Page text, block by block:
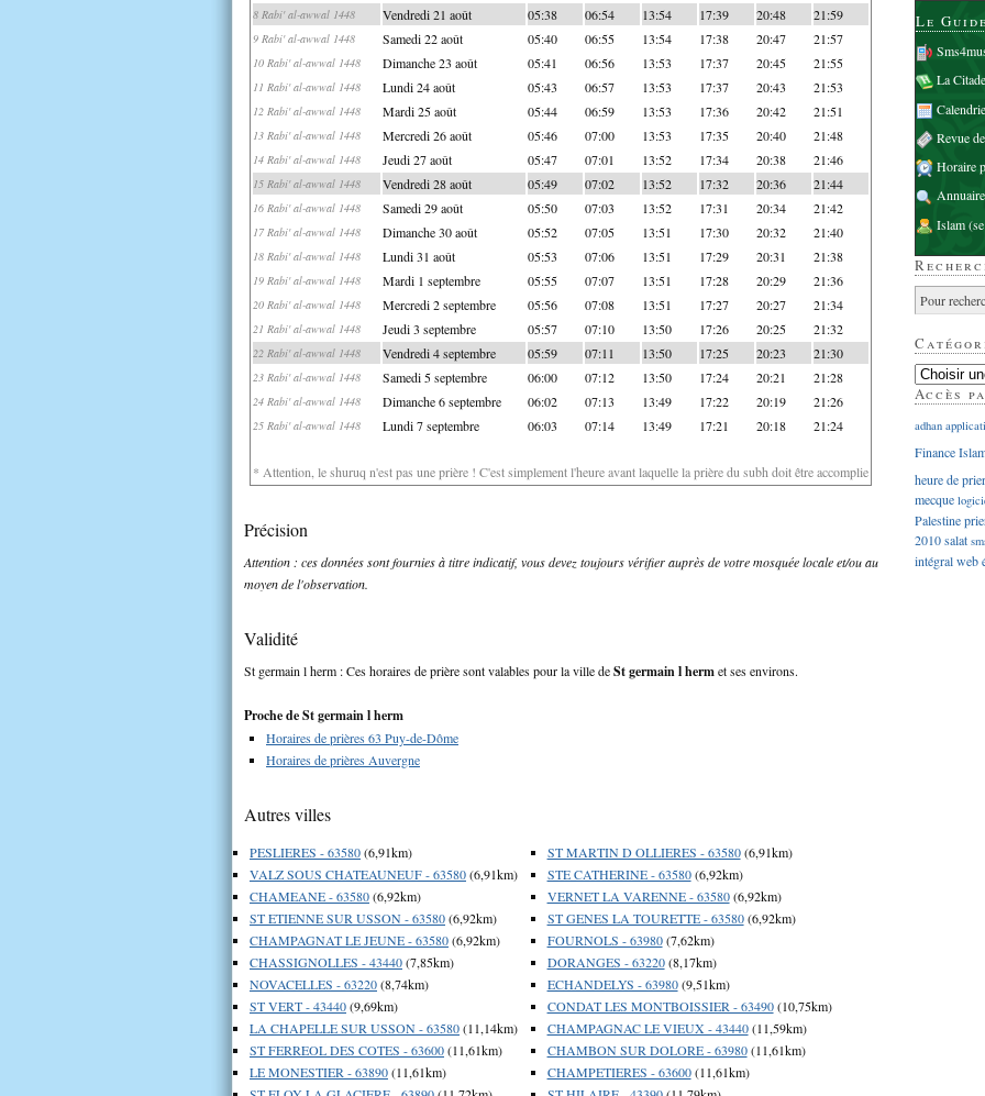
8 Rabi' al-awwal 1448 Vendredi 21 août 05:38 06:54 13:54 17:39 20:48 21:59
9 Rabi' al-awwal 1448 Samedi 22 août 05:40 06:55 13:54 17:38 20:47 21:57
10 Rabi' al-awwal 1448 Dimanche 23 août 05:41 06:56 13:53 17:37 20:45 21:55
11 Rabi' al-awwal 1448 Lundi 24 août 05:43 06:57 13:53 17:37 20:43 21:53
12 Rabi' al-awwal 1448 Mardi 25 août 05:44 06:59 13:53 17:36 20:42 21:51
13 Rabi' al-awwal 1448 Mercredi 26 août 05:46 07:00 13:53 17:35 20:40 21:48
14 Rabi' al-awwal 1448 Jeudi 27 août 05:47 07:01 13:52 17:34 20:38 21:46
15 Rabi' al-awwal 1448 Vendredi 28 août 05:49 07:02 13:52 17:32 20:36 21:44
16 Rabi' al-awwal 1448 Samedi 29 août 05:50 07:03 13:52 17:31 20:34 21:42
17 Rabi' al-awwal 1448 Dimanche 30 août 05:52 07:05 13:51 17:30 20:32 21:40
18 Rabi' al-awwal 1448 Lundi 31 août 05:53 07:06 13:51 17:29 20:31 21:38
19 Rabi' al-awwal 1448 Mardi 1 septembre 05:55 07:07 13:51 17:28 20:29 21:36
20 Rabi' al-awwal 1448 Mercredi 2 septembre 05:56 07:08 13:51 17:27 20:27 21:34
21 Rabi' al-awwal 1448 Jeudi 3 septembre 05:57 07:10 13:50 17:26 20:25 21:32
22 Rabi' al-awwal 1448 Vendredi 4 septembre 05:59 07:11 13:50 17:25 20:23 21:30
23 Rabi' al-awwal 1448 Samedi 5 septembre 06:00 07:12 13:50 17:24 20:21 21:28
24 Rabi' al-awwal 1448 Dimanche 6 septembre 06:02 07:13 13:49 17:22 20:19 21:26
25 Rabi' al-awwal 1448 Lundi 7 septembre 06:03 07:14 13:49 17:21 20:18 21:24
* Attention, le shuruq n'est pas une prière ! C'est simplement l'heure avant laquelle la prière du subh doit être accomplie
Précision
Attention : ces données sont fournies à titre indicatif, vous devez toujours vérifier auprès de votre mosquée locale et/ou au
moyen de l'observation.
Validité
St germain l herm : Ces horaires de prière sont valables pour la ville deSt germain l hermet ses environs.
Proche de St germain l herm
Horaires de prières 63 Puy-de-Dôme
Horaires de prières Auvergne
Autres villes
PESLIERES - 63580(6,91km)
VALZ SOUS CHATEAUNEUF - 63580(6,91km)
CHAMEANE - 63580(6,92km)
ST ETIENNE SUR USSON - 63580(6,92km)
CHAMPAGNAT LE JEUNE - 63580(6,92km)
CHASSIGNOLLES - 43440(7,85km)
NOVACELLES - 63220(8,74km)
ST VERT - 43440(9,69km)
LA CHAPELLE SUR USSON - 63580(11,14km)
ST FERREOL DES COTES - 63600(11,61km)
LE MONESTIER - 63890(11,61km)
ST MARTIN D OLLIERES - 63580(6,91km)
STE CATHERINE - 63580(6,92km)
VERNET LA VARENNE - 63580(6,92km)
ST GENES LA TOURETTE - 63580(6,92km)
FOURNOLS - 63980(7,62km)
DORANGES - 63220(8,17km)
ECHANDELYS - 63980(9,51km)
CONDAT LES MONTBOISSIER - 63490(10,75km)
CHAMPAGNAC LE VIEUX - 43440(11,59km)
CHAMBON SUR DOLORE - 63980(11,61km)
CHAMPETIERES - 63600(11,61km)
Le
La
Revue
Horaire
Islam
Accès
adhan
Finance
heure de
mecque
Palestine
2010salat
intégralweb